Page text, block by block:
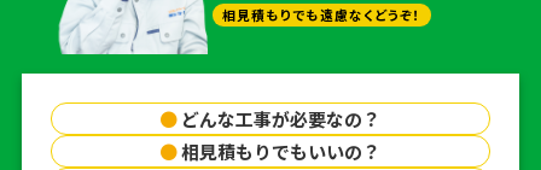
相見積もりでも遠慮なくどうぞ！
● どんな工事が必要なの？
●相見積もりでもいいの？